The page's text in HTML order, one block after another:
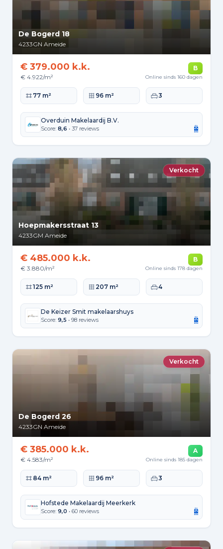
De Bogerd 18
4233GN Ameide
€ 379.000 k.k.
€ 4.922/m²
B
Online sinds 160 dagen
Woonoppervlakte
77 m² Perceeloppervlakte
96 m² Slaapkamers
3
Overduin Makelaardij B.V.
Score: 8,6 • 37 reviews
Verkocht
Hoepmakersstraat 13
4233GM Ameide
€ 485.000 k.k.
€ 3.880/m²
B
Online sinds 178 dagen
Woonoppervlakte
125 m² Perceeloppervlakte
207 m² Slaapkamers
4
De Keizer Smit makelaarshuys
Score: 9,5 • 98 reviews
Verkocht
De Bogerd 26
4233GN Ameide
€ 385.000 k.k.
€ 4.583/m²
A
Online sinds 185 dagen
Woonoppervlakte
84 m² Perceeloppervlakte
96 m² Slaapkamers
3
Hofstede Makelaardij Meerkerk
Score: 9,0 • 60 reviews